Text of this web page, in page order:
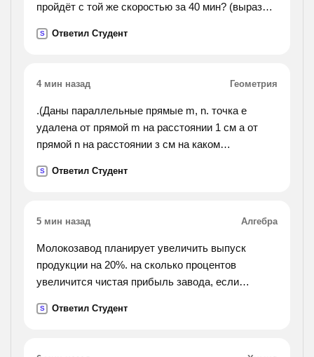
пройдёт с той же скоростью за 40 мин? (вырази 6
S Ответил Студент
4 мин назад Геометрия
.(Даны параллельные прямые m, n. точка е
удалена от прямой m на расстоянии 1 см а от
прямой n на расстоянии з см на каком
параллельные прямые m, n? сколько решений
S Ответил Студент
5 мин назад Алгебра
Молокозавод планирует увеличить выпуск
продукции на 20%. на сколько процентов
увеличится чистая прибыль завода, если
а её себестоимость для завода, которая до этого
S Ответил Студент